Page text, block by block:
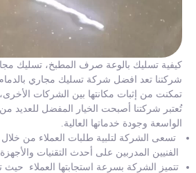
كيفية تسليك بالوعة صرف المطبخ، تسليك
شركتنا تعد افضل شركة تسليك مجاري
تمكنت من إثبات مكانتها بين الشركات
تُعتبر شركتنا أصبحت الخيار المفضل للعديد
الواسعة وجودة خدماتها العالية.
تسعى الشركة لتلبية طلبات العملاء من
الفنيين المدربين على أحدث التقنيات والأجهزة.
تتميز الشركة بسرعة استجابتها العملاء حيث